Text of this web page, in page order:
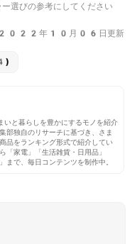
選びの参考にしてください
2022年10月06日更新
と暮らしを豊かにするモノを紹介
部独自のリサーチに基づき、さま
品をランキング形式で紹介してい
「家電」「生活雑貨・日用品」
まで、毎日コンテンツを制作中。